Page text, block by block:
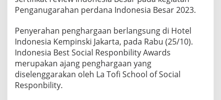
Penganugarahan perdana Indonesia Besar 2023.
Penyerahan penghargaan berlangsung di Hotel
Indonesia Kempinski Jakarta, pada Rabu (25/10).
Indonesia Best Social Responbility Awards
merupakan ajang penghargaan yang
diselenggarakan oleh La Tofi School of Social
Responbility.